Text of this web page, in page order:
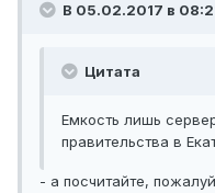
В 05.02.2017 в
Цитата
Емкость лишь
правительства в
- а посчитайте,